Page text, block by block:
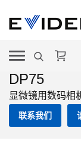
DP75
显微镜用数码相
联系我们